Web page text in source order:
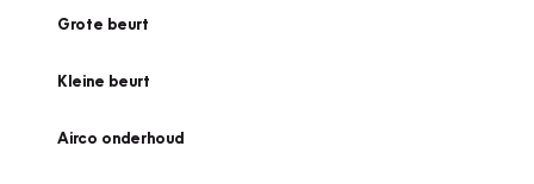
Grote beurt
Kleine beurt
Airco onderhoud